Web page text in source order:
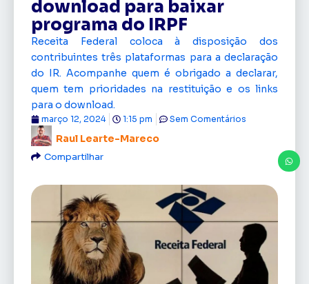
download para baixar
programa do IRPF
Receita Federal coloca à disposição dos
contribuintes três plataformas para a declaração
do IR. Acompanhe quem é obrigado a declarar,
quem tem prioridades na restituição e os links
para o download.
Raul Learte-Mareco
março 12, 2024 1:15 pm Sem Comentários
Compartilhar